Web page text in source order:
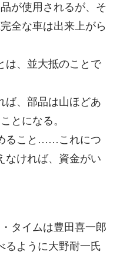
が使用されるが、そ
全な車は出来上がら
は、並大抵のことで
ば、部品は山ほどあ
とになる。
ること……これにつ
なければ、資金がい
タイムは豊田喜一郎
るように大野耐一氏